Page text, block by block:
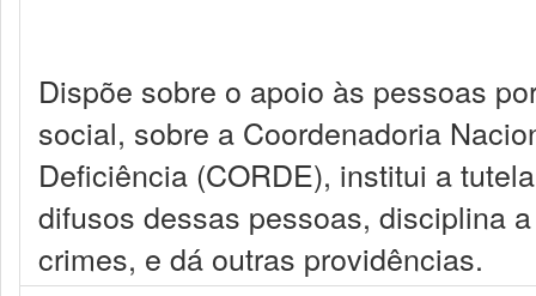
Dispõe sobre o apoio às pessoas
social, sobre a Coordenadoria
Deficiência (CORDE), institui a
difusos dessas pessoas, disciplina
crimes, e dá outras providências.